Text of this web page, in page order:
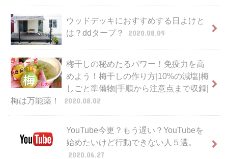
ウッドデッキにおすすめする日よけと
は？ddタープ？
2020.08.09
梅干しの秘めたるパワー！免疫力を高
めよう！梅干しの作り方|10%の減塩|梅
しごと準備物|手順から注意点まで収録|
梅は万能薬！
2020.08.02
YouTube今更？もう遅い？YouTubeを
始めたいけど行動できない人５選。
2020.06.27